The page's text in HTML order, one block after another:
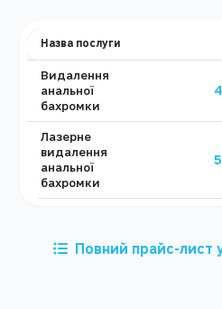
Назва послуги
Видалення
анальної
бахромки
Лазерне
видалення
анальної
бахромки
Повний прайс-лист